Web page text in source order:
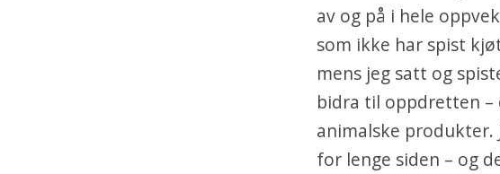
av og på i hele
som ikke har spist
mens jeg satt og
bidra til oppdretten –
animalske produkter.
for lenge siden – og